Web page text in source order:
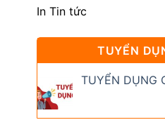
In Tin tức
TUYỂN
TUYỂN DỤNG
Acid Acetic